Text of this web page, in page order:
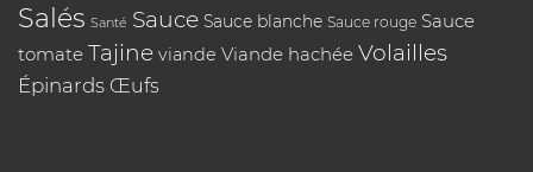
Salés Santé Sauce Sauce blanche Sauce rouge Sauce
tomate Tajine viande Viande hachée Volailles
Épinards Œufs